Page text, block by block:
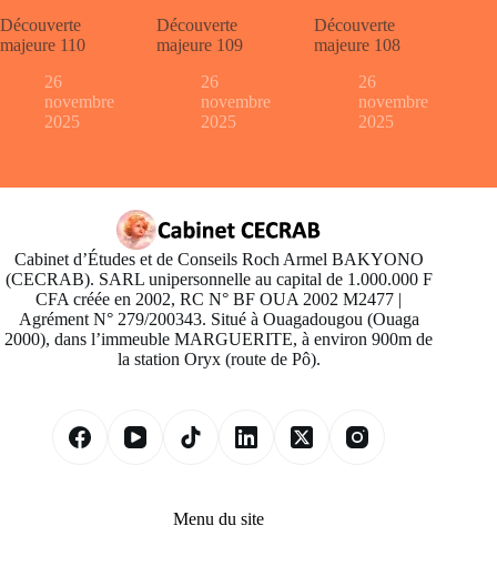
Découverte
majeure 110
26
novembre
2025
Découverte
majeure 109
26
novembre
2025
Découverte
majeure 108
26
novembre
2025
Cabinet d’Études et de Conseils Roch Armel BAKYONO
(CECRAB). SARL unipersonnelle au capital de 1.000.000 F
CFA créée en 2002, RC N° BF OUA 2002 M2477 |
Agrément N° 279/200343. Situé à Ouagadougou (Ouaga
2000), dans l’immeuble MARGUERITE, à environ 900m de
la station Oryx (route de Pô).
Menu du site